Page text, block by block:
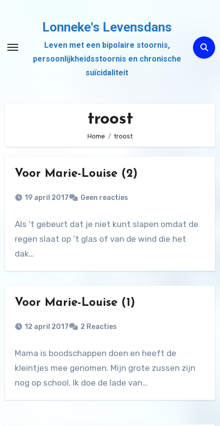
inhoud
Lonneke's Levensdans
Leven met een bipolaire stoornis,
persoonlijkheidsstoornis en chronische
suïcidaliteit
troost
Home troost
Voor Marie-Louise (2)
19 april 2017 Geen reacties
Als ’t gebeurt dat je niet kunt slapen omdat de
regen slaat op ’t glas of van de wind die het
dak…
Voor Marie-Louise (1)
12 april 2017 2 Reacties
Mama is boodschappen doen en heeft de
kleintjes mee genomen. Mijn grote zussen zijn
nog op school. Ik doe de lade van…